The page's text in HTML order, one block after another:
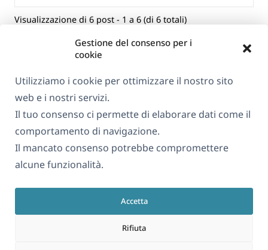
Gestione del consenso per i
cookie
Utilizziamo i cookie per ottimizzare il nostro sito
web e i nostri servizi.
Il tuo consenso ci permette di elaborare dati come il
comportamento di navigazione.
Il mancato consenso potrebbe compromettere
alcune funzionalità.
Accetta
Rifiuta
Visualizzazione di 6 post - 1 a 6 (di 6 totali)
Informazioni su WPML
GDPR e Informativa sulla Privacy
Unisciti al nostro team(si
(si
apre
(si
apre
(si